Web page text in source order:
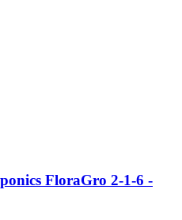
FloraGro 2-1-6 -